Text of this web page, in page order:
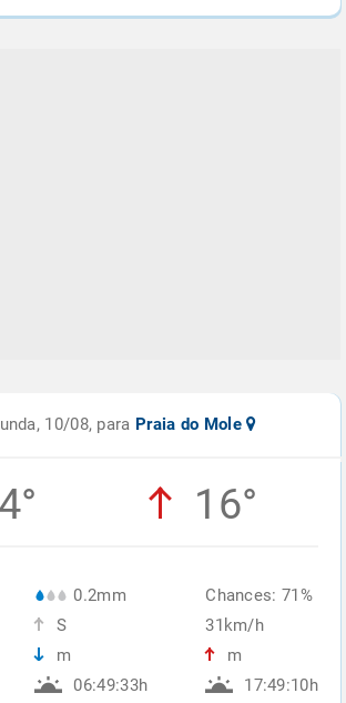
10/08, para Praia do Mole
16°
0.2mm
S
m
06:49:33h
Chances: 71%
31km/h
m
17:49:10h